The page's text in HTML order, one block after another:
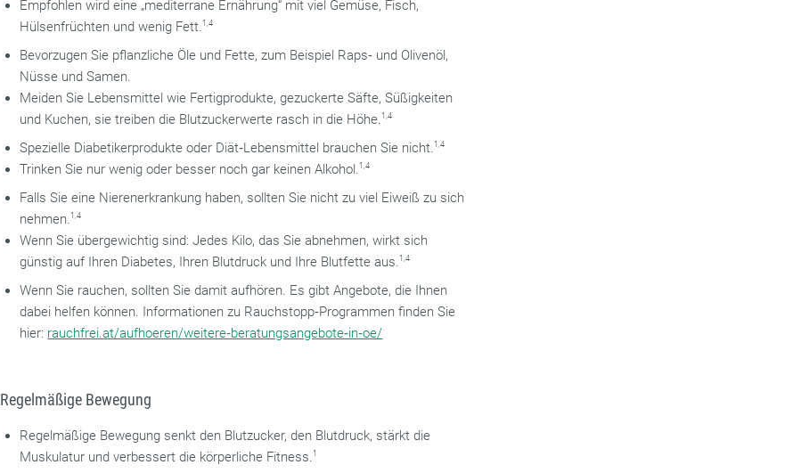
Empfohlen wird eine „mediterrane Ernährung“ mit viel Gemüse, Fisch,
Hülsenfrüchten und wenig Fett.1,4
Bevorzugen Sie pflanzliche Öle und Fette, zum Beispiel Raps‐ und Olivenöl,
Nüsse und Samen.
Meiden Sie Lebensmittel wie Fertigprodukte, gezuckerte Säfte, Süßigkeiten
und Kuchen, sie treiben die Blutzuckerwerte rasch in die Höhe.1,4
Spezielle Diabetikerprodukte oder Diät‐Lebensmittel brauchen Sie nicht.1,4
Trinken Sie nur wenig oder besser noch gar keinen Alkohol.1,4
Falls Sie eine Nierenerkrankung haben, sollten Sie nicht zu viel Eiweiß zu sich
nehmen.1,4
Wenn Sie übergewichtig sind: Jedes Kilo, das Sie abnehmen, wirkt sich
günstig auf Ihren Diabetes, Ihren Blutdruck und Ihre Blutfette aus.1,4
Wenn Sie rauchen, sollten Sie damit aufhören. Es gibt Angebote, die Ihnen
dabei helfen können. Informationen zu Rauchstopp‐Programmen finden Sie
hier: rauchfrei.at/aufhoeren/weitere‐beratungsangebote‐in‐oe/
Regelmäßige Bewegung
Regelmäßige Bewegung senkt den Blutzucker, den Blutdruck, stärkt die
Muskulatur und verbessert die körperliche Fitness.1